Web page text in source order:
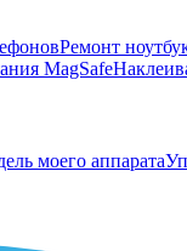
Ремонт
MagSafe
моего аппарата